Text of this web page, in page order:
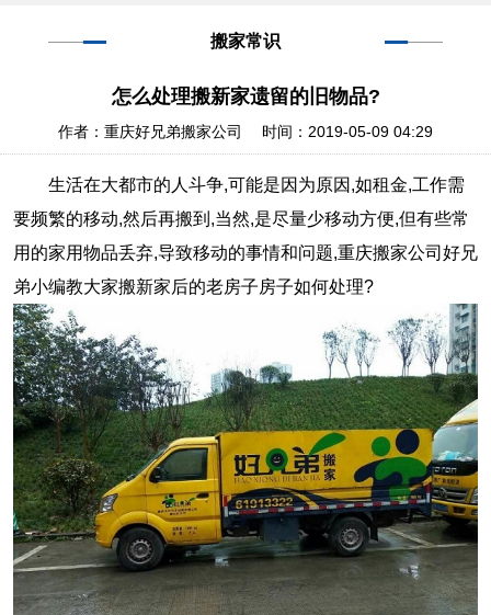
搬家常识
怎么处理搬新家遗留的旧物品?
作者：重庆好兄弟搬家公司 时间：2019-05-09 04:29
生活在大都市的人斗争,可能是因为原因,如租金,工作需
要频繁的移动,然后再搬到,当然,是尽量少移动方便,但有些常
用的家用物品丢弃,导致移动的事情和问题,重庆搬家公司好兄
弟小编教大家搬新家后的老房子房子如何处理?